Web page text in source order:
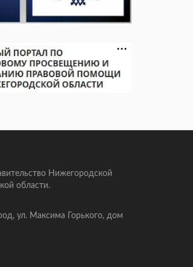
Нижегородской
области.
ул. Максима Горького, дом